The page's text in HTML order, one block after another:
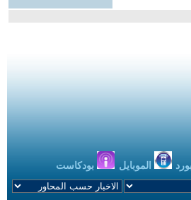
الموبايل بودكاست